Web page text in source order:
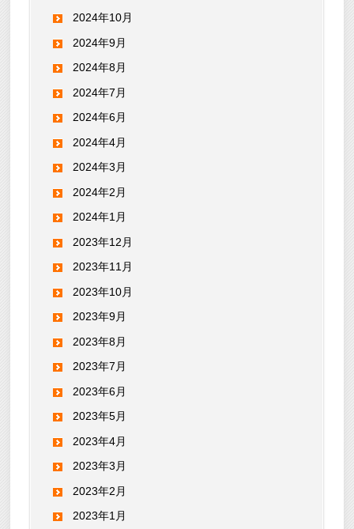
2024年10月
2024年9月
2024年8月
2024年7月
2024年6月
2024年4月
2024年3月
2024年2月
2024年1月
2023年12月
2023年11月
2023年10月
2023年9月
2023年8月
2023年7月
2023年6月
2023年5月
2023年4月
2023年3月
2023年2月
2023年1月